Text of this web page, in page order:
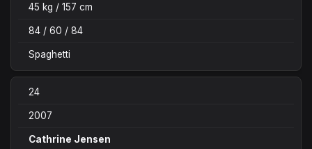
45 kg / 157 cm
84 / 60 / 84
Spaghetti
24
2007
Cathrine Jensen